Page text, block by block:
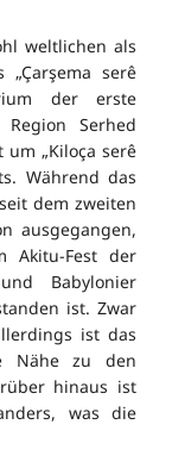
weltlichen als
serê
der erste
Serhed
um „Kiloça serê
Während das
dem zweiten
ausgegangen,
Akitu-Fest der
Babylonier
ist. Zwar
ist das
Nähe zu den
hinaus ist
was die